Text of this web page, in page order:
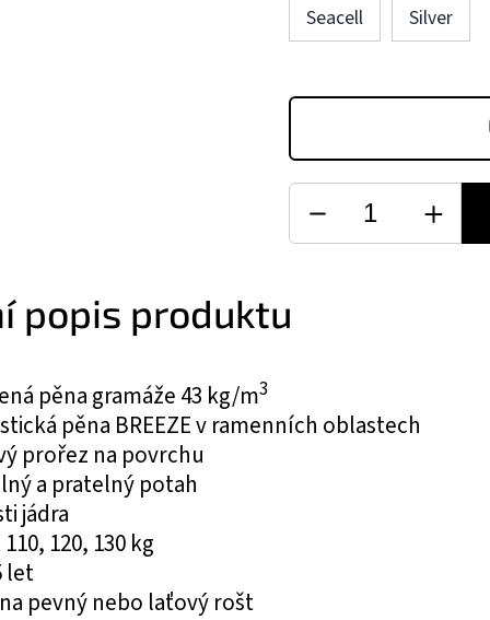
Seacell Silver
popis produktu
pěna gramáže 43 kg/m3
pěna BREEZE v ramenních oblastech
prořez na povrchu
a pratelný potah
jádra
120, 130 kg
let
pevný nebo laťový rošt